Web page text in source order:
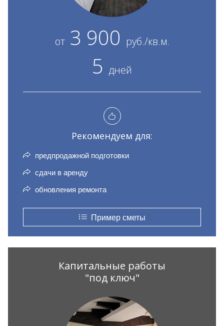
от3 900 руб./кв.м.
5 дней
Рекомендуем для:
предпродажной подготовки
сдачи в аренду
обновления ремонта
Пример сметы
Капитальные работы
"под ключ"